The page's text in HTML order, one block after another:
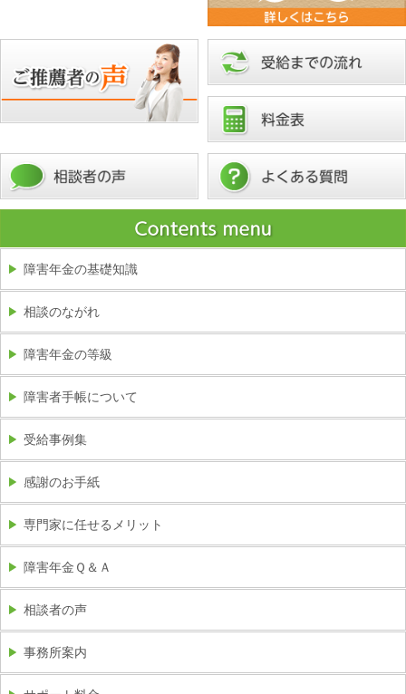
障害年金の基礎知識
相談のながれ
障害年金の等級
障害者手帳について
受給事例集
感謝のお手紙
専門家に任せるメリット
障害年金Ｑ＆Ａ
相談者の声
事務所案内